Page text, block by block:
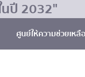
ปี 2032"
ศูนย์ให้ความช่วยเหลือ